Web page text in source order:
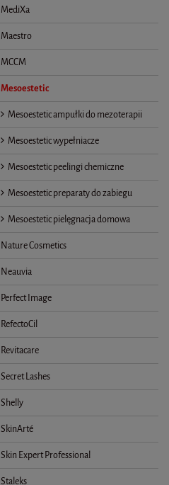
MediXa
Maestro
MCCM
Mesoestetic
Mesoestetic ampułki do mezoterapii
Mesoestetic wypełniacze
Mesoestetic peelingi chemiczne
Mesoestetic preparaty do zabiegu
Mesoestetic pielęgnacja domowa
Nature Cosmetics
Neauvia
Perfect Image
RefectoCil
Revitacare
Secret Lashes
Shelly
SkinArté
Skin Expert Professional
Staleks